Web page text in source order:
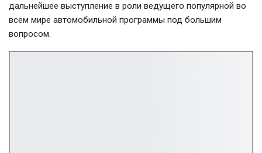
дальнейшее выступление в роли ведущего популярной во
всем мире автомобильной программы под большим
вопросом.